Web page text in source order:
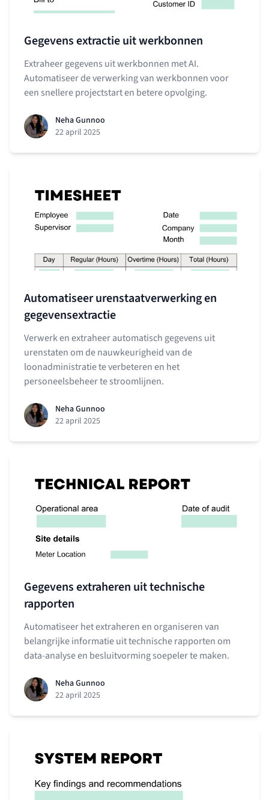
Gegevens extractie uit werkbonnen
Extraheer gegevens uit werkbonnen met AI.
Automatiseer de verwerking van werkbonnen voor
een snellere projectstart en betere opvolging.
Neha Gunnoo
22 april 2025
Automatiseer urenstaatverwerking en
gegevensextractie
Verwerk en extraheer automatisch gegevens uit
urenstaten om de nauwkeurigheid van de
loonadministratie te verbeteren en het
personeelsbeheer te stroomlijnen.
Neha Gunnoo
22 april 2025
Gegevens extraheren uit technische
rapporten
Automatiseer het extraheren en organiseren van
belangrijke informatie uit technische rapporten om
data-analyse en besluitvorming soepeler te maken.
Neha Gunnoo
22 april 2025